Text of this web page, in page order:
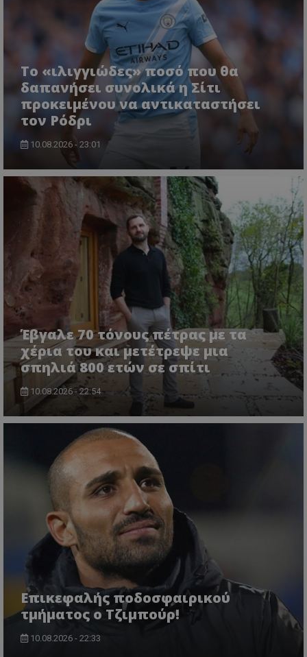
Το «ιλιγγιώδες» ποσό που θα
δαπανήσει συνολικά η Σίτι
προκειμένου να αντικαταστήσει
τον Ρόδρι
10.08.2026 - 23:01
Έβγαλε 70 τόνους πέτρας με τα
χέρια του και μετέτρεψε μια
σπηλιά 800 ετών σε σπίτι
10.08.2026 - 22:54
Επικεφαλής ποδοσφαιρικού
τμήματος ο Τζιμπούρ!
10.08.2026 - 22:33